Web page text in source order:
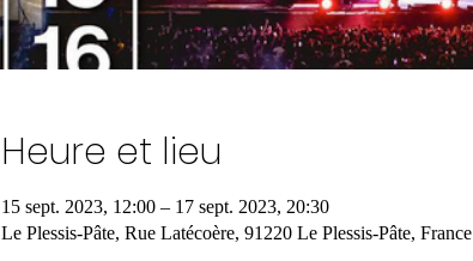
Heure et lieu
15 sept. 2023, 12:00 – 17 sept. 2023, 20:30
Le Plessis-Pâte, Rue Latécoère, 91220 Le Plessis-Pâte, France